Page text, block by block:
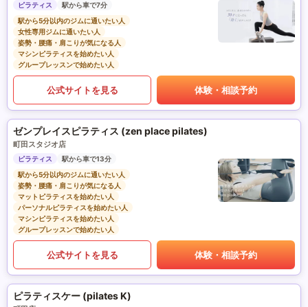
ピラティス
駅から車で7分
駅から5分以内のジムに通いたい人
女性専用ジムに通いたい人
姿勢・腰痛・肩こりが気になる人
マシンピラティスを始めたい人
グループレッスンで始めたい人
公式サイトを見る 体験・相談予約
ゼンプレイスピラティス (zen place pilates)
町田スタジオ店
ピラティス
駅から車で13分
駅から5分以内のジムに通いたい人
姿勢・腰痛・肩こりが気になる人
マットピラティスを始めたい人
パーソナルピラティスを始めたい人
マシンピラティスを始めたい人
グループレッスンで始めたい人
公式サイトを見る 体験・相談予約
ピラティスケー (pilates K)